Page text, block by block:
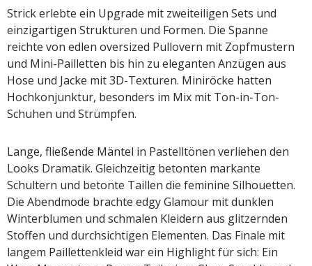
Strick erlebte ein Upgrade mit zweiteiligen Sets und
einzigartigen Strukturen und Formen. Die Spanne
reichte von edlen oversized Pullovern mit Zopfmustern
und Mini-Pailletten bis hin zu eleganten Anzügen aus
Hose und Jacke mit 3D-Texturen. Miniröcke hatten
Hochkonjunktur, besonders im Mix mit Ton-in-Ton-
Schuhen und Strümpfen.
Lange, fließende Mäntel in Pastelltönen verliehen den
Looks Dramatik. Gleichzeitig betonten markante
Schultern und betonte Taillen die feminine Silhouetten.
Die Abendmode brachte edgy Glamour mit dunklen
Winterblumen und schmalen Kleidern aus glitzernden
Stoffen und durchsichtigen Elementen. Das Finale mit
langem Paillettenkleid war ein Highlight für sich: Ein